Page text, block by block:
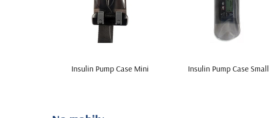
Insulin Pump Case Mini Insulin Pump Case Small